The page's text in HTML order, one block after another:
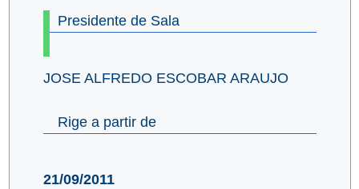
Presidente de Sala
JOSE ALFREDO ESCOBAR ARAUJO
Rige a partir de
21/09/2011